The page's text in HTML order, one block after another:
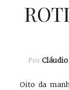
EU NA TV
Por
Oito da